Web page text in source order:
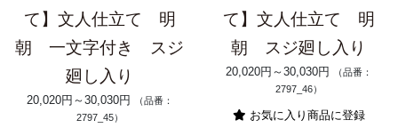
て】文人仕立て 明
朝 一文字付き スジ
廻し入り
20,020円～30,030円
（品番：
2797_45）
て】文人仕立て 明
朝 スジ廻し入り
20,020円～30,030円
（品番：
2797_46）
お気に入り商品に登録